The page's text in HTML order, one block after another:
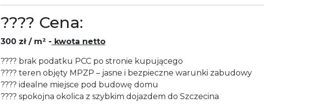
???? Cena:
300 zł / m² - kwota netto
???? brak podatku PCC po stronie kupującego
???? teren objęty MPZP – jasne i bezpieczne warunki zabudowy
???? idealne miejsce pod budowę domu
???? spokojna okolica z szybkim dojazdem do Szczecina